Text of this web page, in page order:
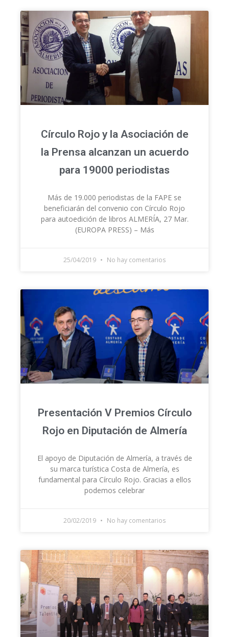
Círculo Rojo y la Asociación de
la Prensa alcanzan un acuerdo
para 19000 periodistas
Más de 19.000 periodistas de la FAPE se
beneficiarán del convenio con Círculo Rojo
para autoedición de libros ALMERÍA, 27 Mar.
(EUROPA PRESS) – Más
25/04/2019 No hay comentarios
Presentación V Premios Círculo
Rojo en Diputación de Almería
El apoyo de Diputación de Almería, a través de
su marca turística Costa de Almería, es
fundamental para Círculo Rojo. Gracias a ellos
podemos celebrar
20/02/2019 No hay comentarios